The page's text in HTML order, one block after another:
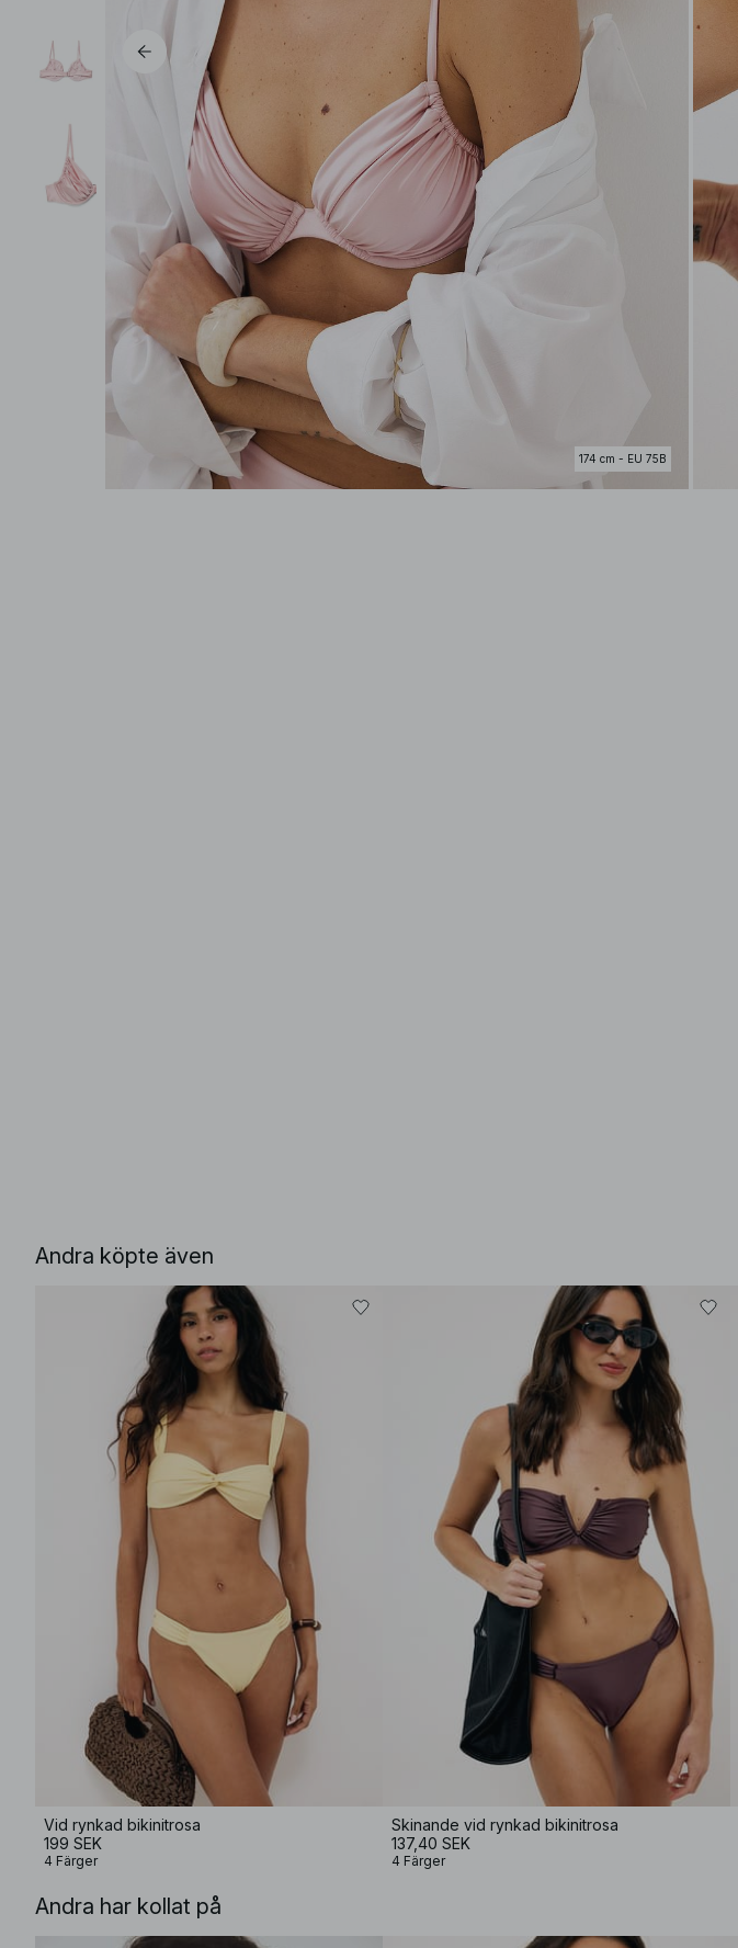
174 cm - EU 75B
Andra köpte även
Vid rynkad bikinitrosa
199 SEK
4 Färger
Skinande vid rynkad bikinitrosa
137,40 SEK
4 Färger
Andra har kollat på